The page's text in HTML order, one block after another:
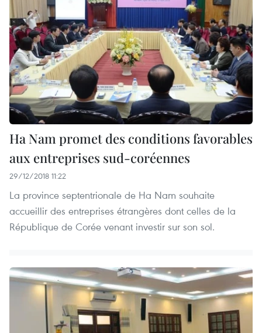
Ha Nam promet des conditions favorables
aux entreprises sud-coréennes
29/12/2018 11:22
La province septentrionale de Ha Nam souhaite
accueillir des entreprises étrangères dont celles de la
République de Corée venant investir sur son sol.